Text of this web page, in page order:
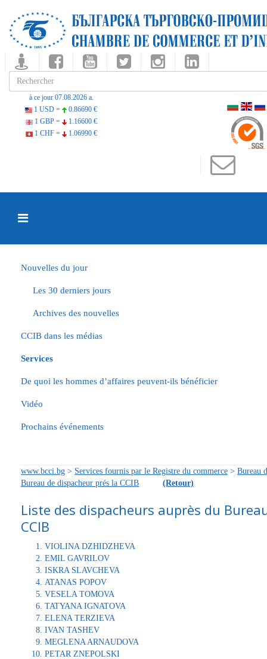
à ce jour 07.08.2026 a.
1 USD =
0.86690 €
1 GBP =
1.16600 €
1 CHF =
1.06990 €
Nouvelles du jour
Les 30 derniers jours
Archives des nouvelles
CCIB dans les médias
Services
De quoi les hommes d’affaires peuvent-ils bénéficier
Vidéo
Prochains événements
www.bcci.bg > Services fournis par le Registre du commerce > Bureau
Bureau de dispacheur prés la CCIB
(Retour)
Liste des dispacheurs auprès du
CCIB
VIOLINA DZHIDZHEVA
EMIL GAVRILOV
ISKRA SLAVCHEVA
ATANAS POPOV
VESELA TOMOVA
TATYANA IGNATOVA
ELENA TERZIEVA
IVAN TASHEV
MEGLENA ARNAUDOVA
PETAR ZNEPOLSKI